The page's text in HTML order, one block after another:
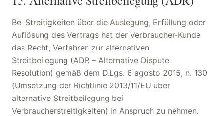
Bei Streitigkeiten über die Auslegung, Erfüllung oder
Auflösung des Vertrags hat der Verbraucher-Kunde
das Recht, Verfahren zur alternativen
Streitbeilegung (ADR – Alternative Dispute
Resolution) gemäß dem D.Lgs. 6 agosto 2015, n. 130
(Umsetzung der Richtlinie 2013/11/EU über
alternative Streitbeilegung bei
Verbraucherstreitigkeiten) in Anspruch zu nehmen.